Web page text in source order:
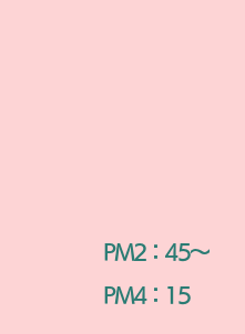
​PM2：45～
PM4：15